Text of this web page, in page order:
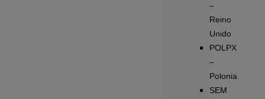
–
Reino
Unido
POLPX
–
Polonia
SEM